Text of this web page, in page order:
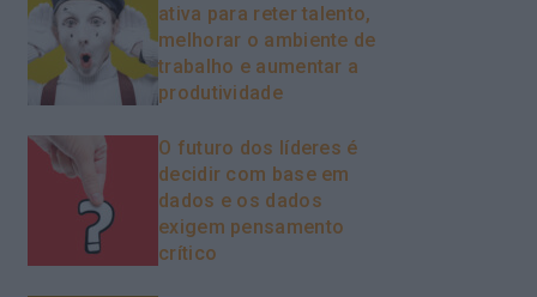
ativa para reter talento,
melhorar o ambiente de
trabalho e aumentar a
produtividade
O futuro dos líderes é
decidir com base em
dados e os dados
exigem pensamento
crítico